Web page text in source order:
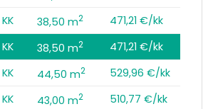
38,50 m2
471,21 €/kk
38,50 m2
471,21 €/kk
44,50 m2
529,96 €/kk
43,00 m2
510,77 €/kk